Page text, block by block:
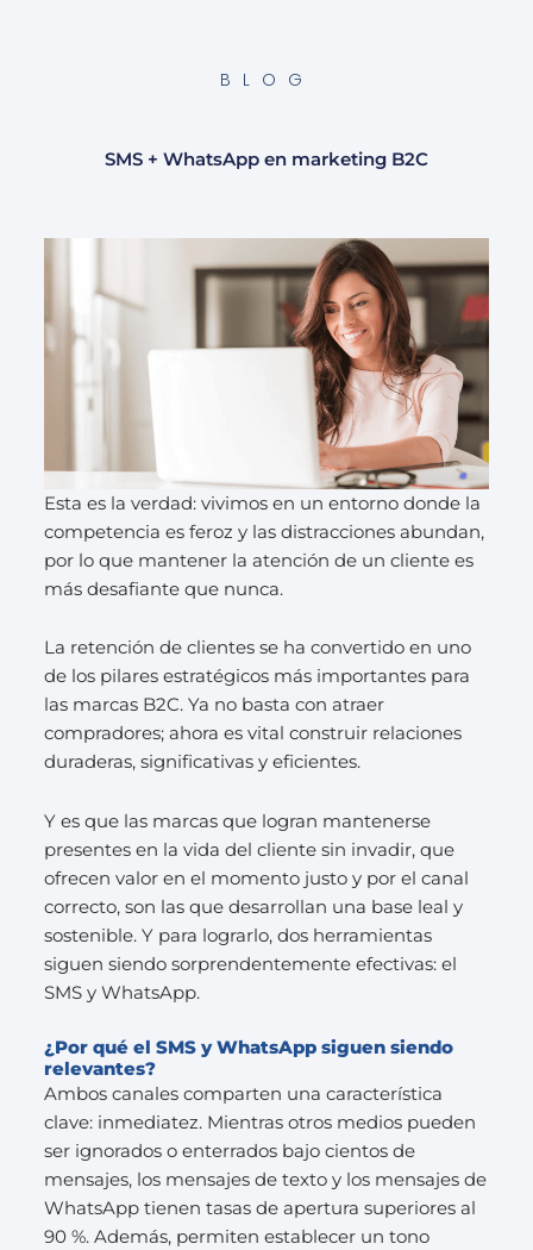
BLOG
SMS + WhatsApp en marketing B2C
Esta es la verdad: vivimos en un entorno donde la
competencia es feroz y las distracciones abundan,
por lo que mantener la atención de un cliente es
más desafiante que nunca.
La retención de clientes se ha convertido en uno
de los pilares estratégicos más importantes para
las marcas B2C. Ya no basta con atraer
compradores; ahora es vital construir relaciones
duraderas, significativas y eficientes.
Y es que las marcas que logran mantenerse
presentes en la vida del cliente sin invadir, que
ofrecen valor en el momento justo y por el canal
correcto, son las que desarrollan una base leal y
sostenible. Y para lograrlo, dos herramientas
siguen siendo sorprendentemente efectivas: el
SMS y WhatsApp.
¿Por qué el SMS y WhatsApp siguen siendo
relevantes?
Ambos canales comparten una característica
clave: inmediatez. Mientras otros medios pueden
ser ignorados o enterrados bajo cientos de
mensajes, los mensajes de texto y los mensajes de
WhatsApp tienen tasas de apertura superiores al
90 %. Además, permiten establecer un tono